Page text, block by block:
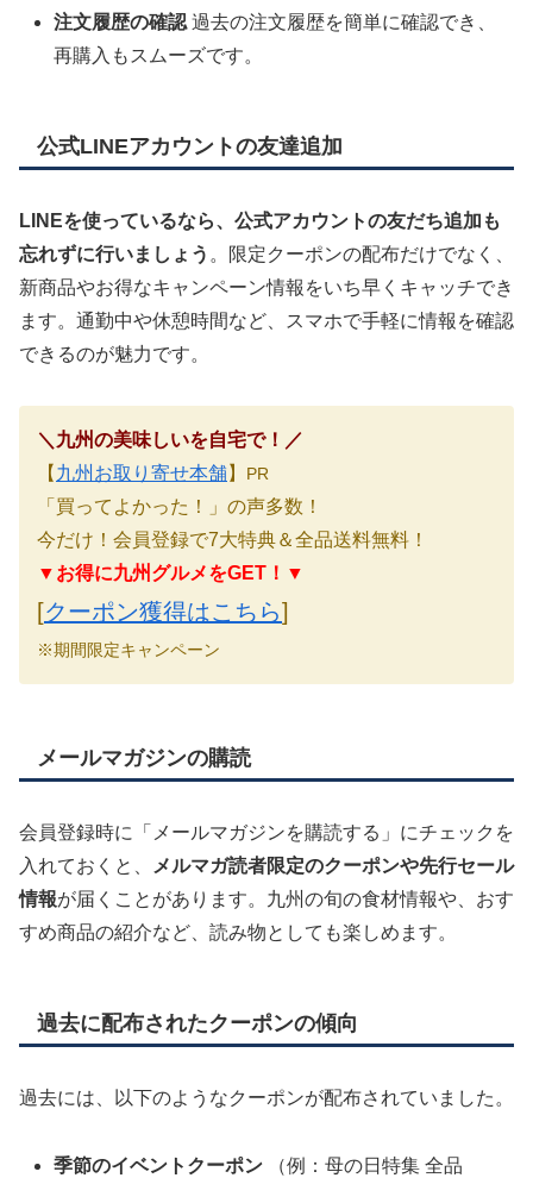
注文履歴の確認 過去の注文履歴を簡単に確認でき、
再購入もスムーズです。
公式LINEアカウントの友達追加
LINEを使っているなら、公式アカウントの友だち追加も
忘れずに行いましょう 。限定クーポンの配布だけでなく、
新商品やお得なキャンペーン情報をいち早くキャッチでき
ます。通勤中や休憩時間など、スマホで手軽に情報を確認
できるのが魅力です。
＼九州の美味しいを自宅で！／
【 九州お取り寄せ本舗】 PR
「買ってよかった！」の声多数！
今だけ！会員登録で7大特典＆全品送料無料！
▼お得に九州グルメをGET！▼
[クーポン獲得はこちら]
※期間限定キャンペーン
メールマガジンの購読
会員登録時に「メールマガジンを購読する」にチェックを
入れておくと、
メルマガ読者限定のクーポンや先行セール
情報が届くことがあります。九州の旬の食材情報や、おす
すめ商品の紹介など、読み物としても楽しめます。
過去に配布されたクーポンの傾向
過去には、以下のようなクーポンが配布されていました。
季節のイベントクーポン （例：母の日特集 全品